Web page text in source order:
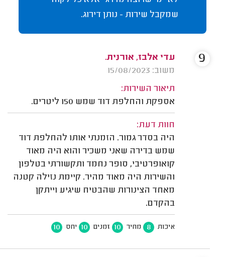
שמקבל שירות - נותן דירוג.
עדי אלבז, אורנית.
משוב: 15/08/2023
תיאור השירות:
אספקת והחלפת דוד שמש 150 ליטרים.
חוות דעת:
היה בסדר גמור. הזמנתי אותו להחלפת דוד
שמש בדירה שאני משכיר והוא היה מאוד
קואופרטיבי, סופר נחמד ותקשורתי בטלפון
והשירות היה מאוד מהיר. קיימת נזילה קטנה
מאחד הצינורות שהבטיח שיגיע וייתקן
בהקדם.
איכות 8 מחיר 10 זמנים 10 יחס 10
9